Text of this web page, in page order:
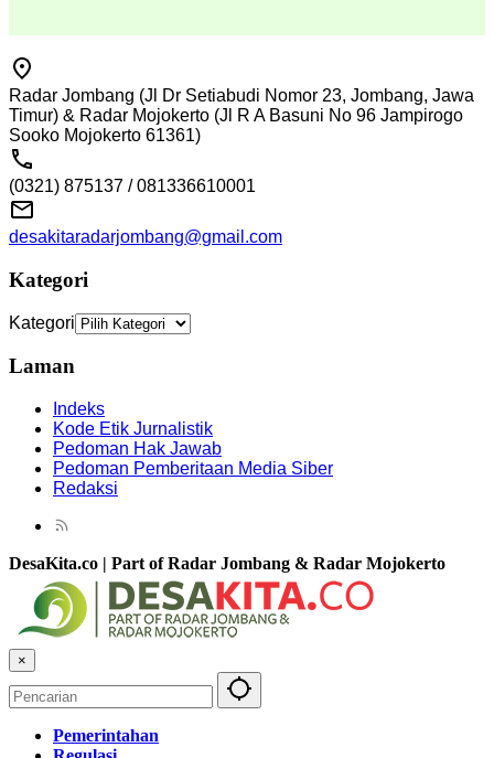
Radar Jombang (Jl Dr Setiabudi Nomor 23, Jombang, Jawa
Timur) & Radar Mojokerto (Jl R A Basuni No 96 Jampirogo
Sooko Mojokerto 61361)
(0321) 875137 / 081336610001
desakitaradarjombang@gmail.com
Kategori
Kategori
Laman
Indeks
Kode Etik Jurnalistik
Pedoman Hak Jawab
Pedoman Pemberitaan Media Siber
Redaksi
DesaKita.co | Part of Radar Jombang & Radar Mojokerto
×
Pemerintahan